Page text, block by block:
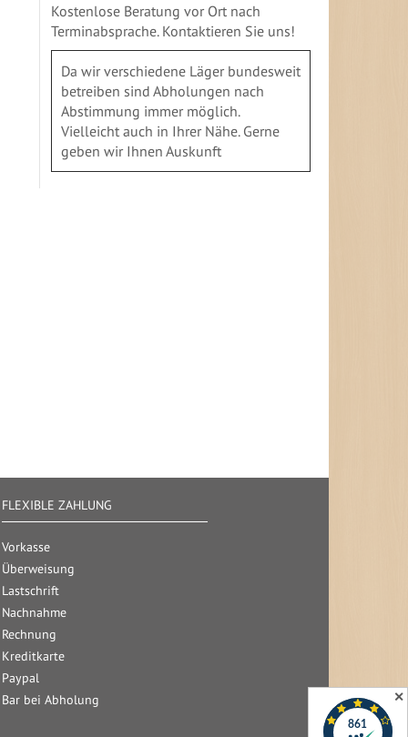
Kostenlose Beratung vor Ort nach
Terminabsprache. Kontaktieren Sie uns!
Da wir verschiedene Läger bundesweit
betreiben sind Abholungen nach
Abstimmung immer möglich.
Vielleicht auch in Ihrer Nähe. Gerne
geben wir Ihnen Auskunft
FLEXIBLE ZAHLUNG
Vorkasse
Überweisung
Lastschrift
Nachnahme
Rechnung
Kreditkarte
Paypal
Bar bei Abholung
✕